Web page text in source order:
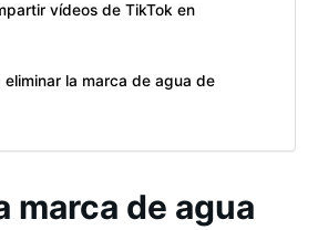
vídeos de TikTok en
eliminar la marca de agua de
marca de agua